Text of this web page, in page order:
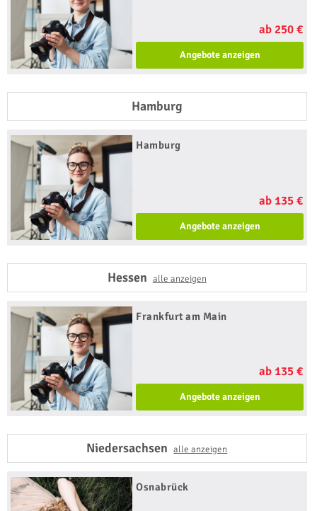
ab 250 €
Angebote anzeigen
Hamburg
Hamburg
ab 135 €
Angebote anzeigen
Hessen alle anzeigen
Frankfurt am Main
ab 135 €
Angebote anzeigen
Niedersachsenalle anzeigen
Osnabrück